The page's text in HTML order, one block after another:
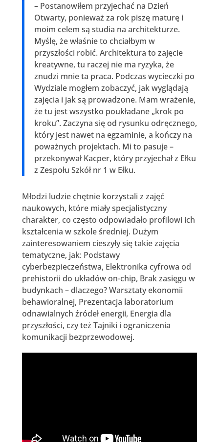
– Postanowiłem przyjechać na Dzień
Otwarty, ponieważ za rok piszę maturę i
moim celem są studia na architekturze.
Myślę, że właśnie to chciałbym w
przyszłości robić. Architektura to zajęcie
kreatywne, tu raczej nie ma ryzyka, że
znudzi mnie ta praca. Podczas wycieczki po
Wydziale mogłem zobaczyć, jak wyglądają
zajęcia i jak są prowadzone. Mam wrażenie,
że tu jest wszystko poukładane „krok po
kroku”. Zaczyna się od rysunku odręcznego,
który jest nawet na egzaminie, a kończy na
poważnych projektach. Mi to pasuje –
przekonywał Kacper, który przyjechał z Ełku
z Zespołu Szkół nr 1 w Ełku.
Młodzi ludzie chętnie korzystali z zajęć
naukowych, które miały specjalistyczny
charakter, co często odpowiadało profilowi ich
kształcenia w szkole średniej. Dużym
zainteresowaniem cieszyły się takie zajęcia
tematyczne, jak: Podstawy
cyberbezpieczeństwa, Elektronika cyfrowa od
prehistorii do układów on-chip, Brak zasięgu w
budynkach – dlaczego? Warsztaty ekonomii
behawioralnej, Prezentacja laboratorium
odnawialnych źródeł energii, Energia dla
przyszłości, czy też Tajniki i ograniczenia
komunikacji bezprzewodowej.